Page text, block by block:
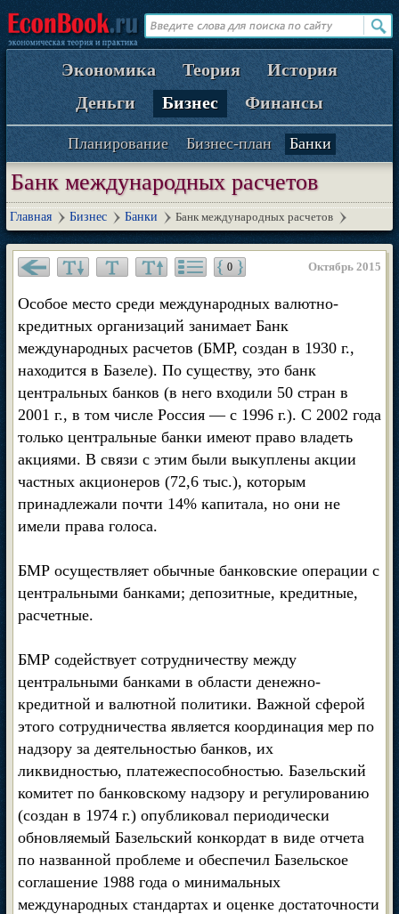
Экономика Теория
История
Деньги
Бизнес Финансы
Планирование Бизнес-план Банки
Банк международных расчетов
Главная Бизнес Банки Банк международных расчетов
0 Октябрь 2015
Особое место среди международных валютно-
кредитных организаций занимает Банк
международных расчетов (БМР, создан в 1930 г.,
находится в Базеле). По существу, это банк
центральных банков (в него входили 50 стран в
2001 г., в том числе Россия — с 1996 г.). С 2002 года
только центральные банки имеют право владеть
акциями. В связи с этим были выкуплены акции
частных акционеров (72,6 тыс.), которым
принадлежали почти 14% капитала, но они не
имели права голоса.
БМР осуществляет обычные банковские операции с
центральными банками; депозитные, кредитные,
расчетные.
БМР содействует сотрудничеству между
центральными банками в области денежно-
кредитной и валютной политики. Важной сферой
этого сотрудничества является координация мер по
надзору за деятельностью банков, их
ликвидностью, платежеспособностью. Базельский
комитет по банковскому надзору и регулированию
(создан в 1974 г.) опубликовал периодически
обновляемый Базельский конкордат в виде отчета
по названной проблеме и обеспечил Базельское
соглашение 1988 года о минимальных
международных стандартах и оценке достаточности